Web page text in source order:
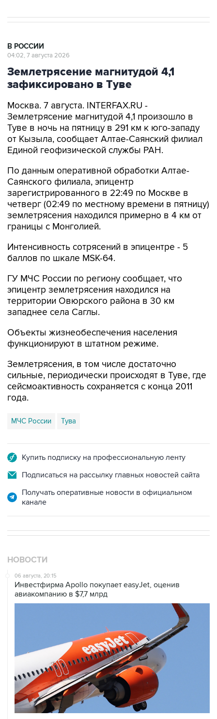
В РОССИИ
04:02, 7 августа 2026
Землетрясение магнитудой 4,1
зафиксировано в Туве
Москва. 7 августа. INTERFAX.RU -
Землетрясение магнитудой 4,1 произошло в
Туве в ночь на пятницу в 291 км к юго-западу
от Кызыла, сообщает Алтае-Саянский филиал
Единой геофизической службы РАН.
По данным оперативной обработки Алтае-
Саянского филиала, эпицентр
зарегистрированного в 22:49 по Москве в
четверг (02:49 по местному времени в пятницу)
землетрясения находился примерно в 4 км от
границы с Монголией.
Интенсивность сотрясений в эпицентре - 5
баллов по шкале MSK-64.
ГУ МЧС России по региону сообщает, что
эпицентр землетрясения находился на
территории Овюрского района в 30 км
западнее села Саглы.
Объекты жизнеобеспечения населения
функционируют в штатном режиме.
Землетрясения, в том числе достаточно
сильные, периодически происходят в Туве, где
сейсмоактивность сохраняется с конца 2011
года.
МЧС России Тува
Купить подписку на профессиональную ленту
Подписаться на рассылку главных новостей сайта
Получать оперативные новости в официальном
канале
НОВОСТИ
06 августа, 20:15
Инвестфирма Apollo покупает easyJet, оценив
авиакомпанию в $7,7 млрд